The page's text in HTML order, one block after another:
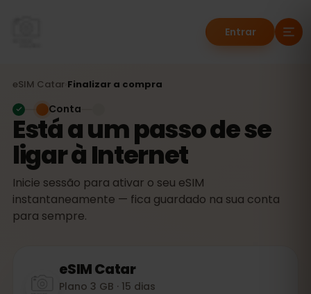
Entrar
eSIM Catar Finalizar a compra
Está a um passo de se
ligar à Internet
Inicie sessão para ativar o seu eSIM
instantaneamente — fica guardado na sua conta
para sempre.
Conta
eSIMCatar
Plano 3 GB · 15 dias